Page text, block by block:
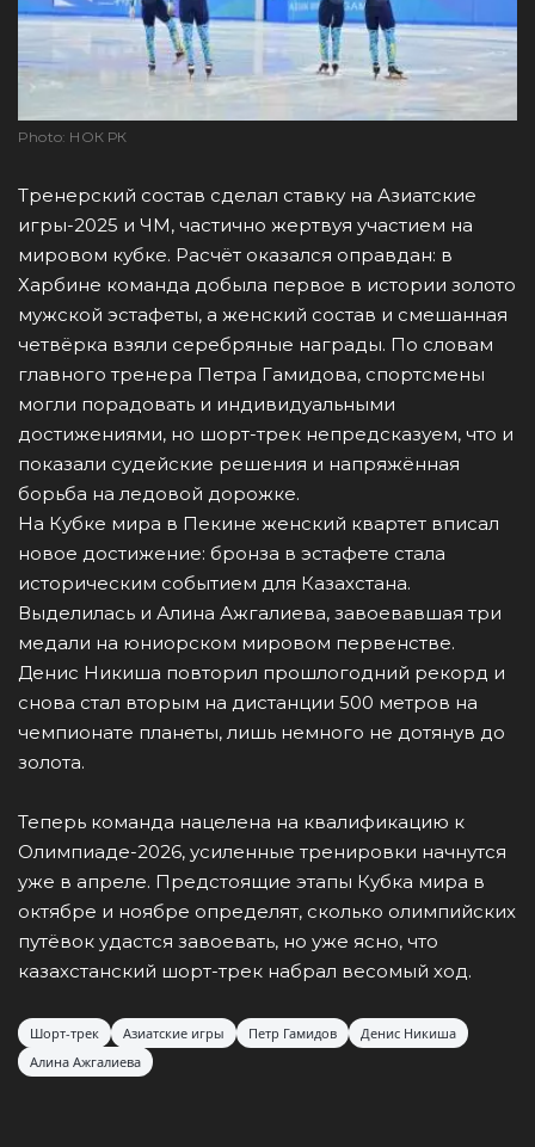
Photo: НОК РК
Тренерский состав сделал ставку на Азиатские
игры-2025 и ЧМ, частично жертвуя участием на
мировом кубке. Расчёт оказался оправдан: в
Харбине команда добыла первое в истории золото
мужской эстафеты, а женский состав и смешанная
четвёрка взяли серебряные награды. По словам
главного тренера Петра Гамидова, спортсмены
могли порадовать и индивидуальными
достижениями, но шорт-трек непредсказуем, что и
показали судейские решения и напряжённая
борьба на ледовой дорожке.
На Кубке мира в Пекине женский квартет вписал
новое достижение: бронза в эстафете стала
историческим событием для Казахстана.
Выделилась и Алина Ажгалиева, завоевавшая три
медали на юниорском мировом первенстве.
Денис Никиша повторил прошлогодний рекорд и
снова стал вторым на дистанции 500 метров на
чемпионате планеты, лишь немного не дотянув до
золота.
Теперь команда нацелена на квалификацию к
Олимпиаде-2026, усиленные тренировки начнутся
уже в апреле. Предстоящие этапы Кубка мира в
октябре и ноябре определят, сколько олимпийских
путёвок удастся завоевать, но уже ясно, что
казахстанский шорт-трек набрал весомый ход.
Шорт-трек Азиатские игры Петр Гамидов
Денис Никиша
Алина Ажгалиева